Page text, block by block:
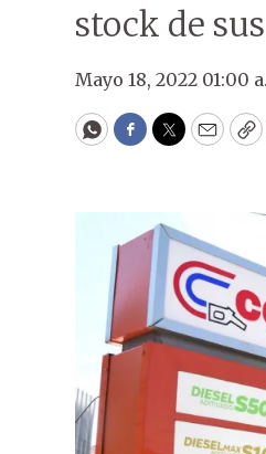
stock de
Mayo 18, 2022 01:00
WhatsApp
Facebook
Twitter
Email